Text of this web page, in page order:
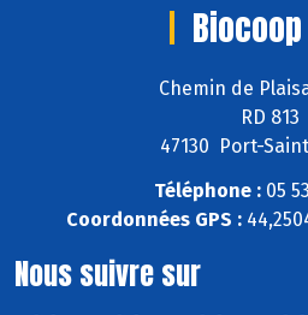
Chemin de
RD 813
47130 Port-
Téléphone :05
Coordonnées GPS :
Nous suivre sur